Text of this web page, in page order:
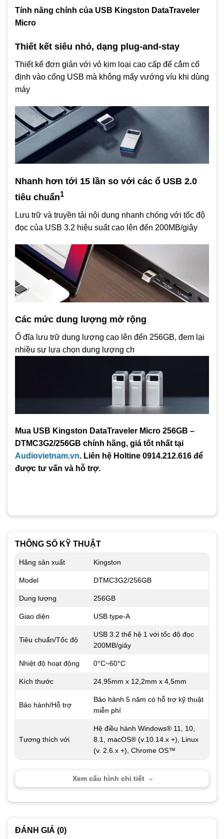
Tính năng chính của USB Kingston DataTraveler
Micro
Thiết kết siêu nhỏ, dạng plug-and-stay
Thiết kế đơn giản với vỏ kim loại cao cấp để cắm cố
định vào cổng USB mà không mấy vướng víu khi dùng
máy
Nhanh hơn tới 15 lần so với các ổ USB 2.0
tiêu chuẩn1
Lưu trữ và truyền tải nội dung nhanh chóng với tốc độ
đọc của USB 3.2 hiệu suất cao lên đến 200MB/giây
Các mức dung lượng mở rộng
Ổ đĩa lưu trữ dung lượng cao lên đến 256GB, đem lại
nhiều sự lựa chọn dung lượng ch
Mua USB Kingston DataTraveler Micro 256GB –
DTMC3G2/256GB chính hãng, giá tốt nhất tại
Audiovietnam.vn. Liên hệ Holtine 0914.212.616 để
được tư vấn và hỗ trợ.
THÔNG SỐ KỸ THUẬT
Hãng sản xuất Kingston
Model DTMC3G2/256GB
Dung lượng 256GB
Giao diện USB type-A
Tiêu chuẩn/Tốc độ
USB 3.2 thế hệ 1 với tốc độ đọc
200MB/giây
Nhiệt độ hoạt động 0°C~60°C
Kích thước 24,95mm x 12,2mm x 4,5mm
Bảo hành/Hỗ trợ
Bảo hành 5 năm có hỗ trợ kỹ thuật
miễn phí
Tương thích với
Hệ điều hành Windows® 11, 10,
8.1, macOS® (v.10.14.x +), Linux
(v. 2.6.x +), Chrome OS™
Xem cấu hình chi tiết
ĐÁNH GIÁ (0)